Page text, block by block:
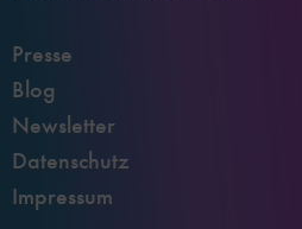
Presse
Blog
Newsletter
Datenschutz
Impressum